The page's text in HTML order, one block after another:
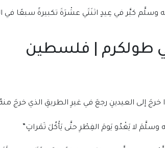
كبَّر في عِيدٍ اثنَتَي عشْرَةَ تكبيرةً سبعًا في
خرجَ إلى العيدينِ رجعَ في غيرِ الطريقِ الذي خرجَ
لا يَغْدُو يَومَ الفِطْرِ حتَّى يَأْكُلَ تَمَراتٍ”